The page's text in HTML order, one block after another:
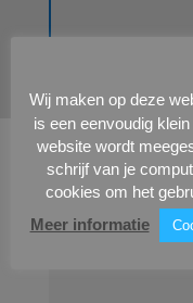
Wij maken op deze
is een eenvoudig
website wordt
schrijf van je
cookies om het
Meer informatie